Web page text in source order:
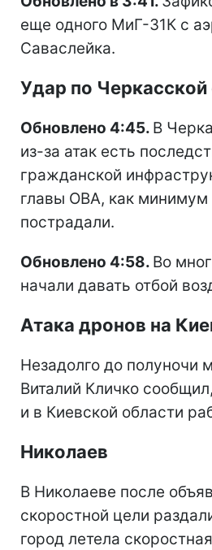
еще одного МиГ-31К с
Саваслейка.
Удар по Черкасской
Обновлено 4:45. В
из-за атак есть
гражданской
главы ОВА, как минимум
пострадали.
Обновлено 4:58. Во
начали давать отбой
Атака дронов на
Незадолго до полуночи
Виталий Кличко
и в Киевской области
Николаев
В Николаеве после
скоростной цели
город летела